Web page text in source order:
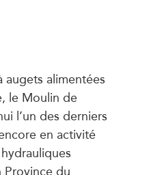
augets alimentées
le Moulin de
l’un des derniers
en activité
Province du